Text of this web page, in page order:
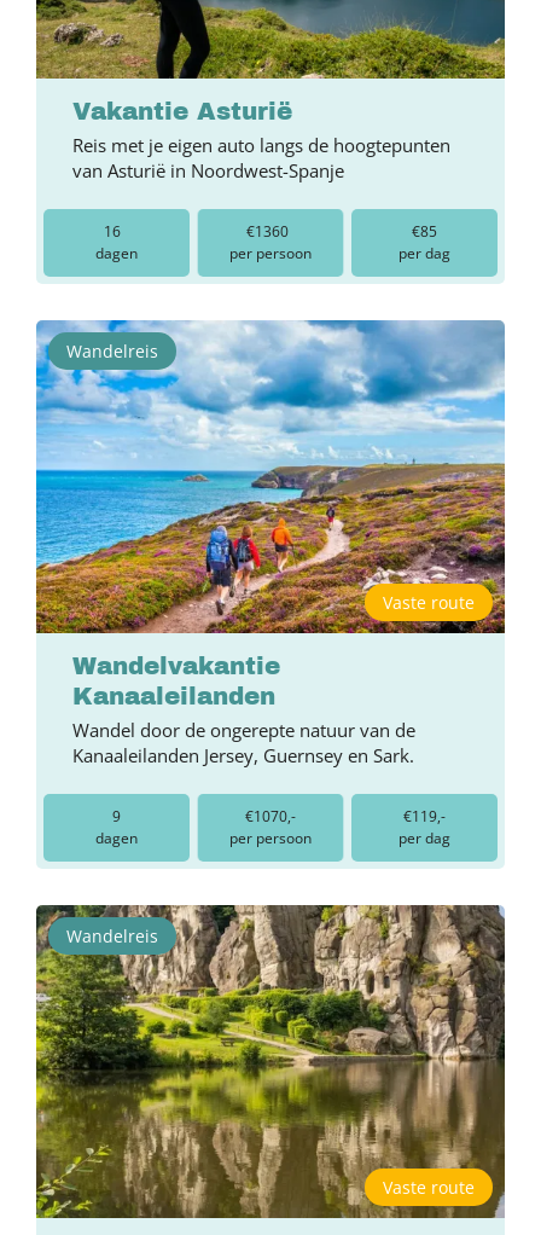
Vakantie Asturië
Reis met je eigen auto langs de hoogtepunten
van Asturië in Noordwest-Spanje
16
dagen
€1360
per persoon
€85
per dag
Wandelreis
Vaste route
Wandelvakantie
Kanaaleilanden
Wandel door de ongerepte natuur van de
Kanaaleilanden Jersey, Guernsey en Sark.
9
dagen
€1070,-
per persoon
€119,-
per dag
Wandelreis
Vaste route